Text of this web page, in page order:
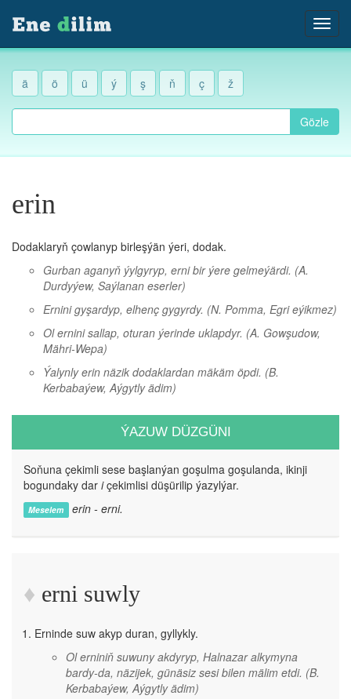
ä ö ü ý ş ň ç ž
Gözle
erin
Dodaklaryň çowlanyp birleşýän ýeri, dodak.
Gurban aganyň ýylgyryp, erni bir ýere gelmeýärdi. (A.
Durdyýew, Saýlanan eserler)
Ernini gyşardyp, elhenç gygyrdy. (N. Pomma, Egri eýikmez)
Ol ernini sallap, oturan ýerinde uklapdyr. (A. Gowşudow,
Mähri-Wepa)
Ýalynly erin näzik dodaklardan mäkäm öpdi. (B.
Kerbabaýew, Aýgytly ädim)
ÝAZUW DÜZGÜNI
Soňuna çekimli sese başlanýan goşulma goşulanda, ikinji
bogundaky dar içekimlisi düşürilip ýazylýar.
Meselem erin - erni.
erni suwly
Erninde suw akyp duran, gyllykly.
Ol erniniň suwuny akdyryp, Halnazar alkymyna
bardy-da, näzijek, günäsiz sesi bilen mälim etdi. (B.
Kerbabaýew, Aýgytly ädim)